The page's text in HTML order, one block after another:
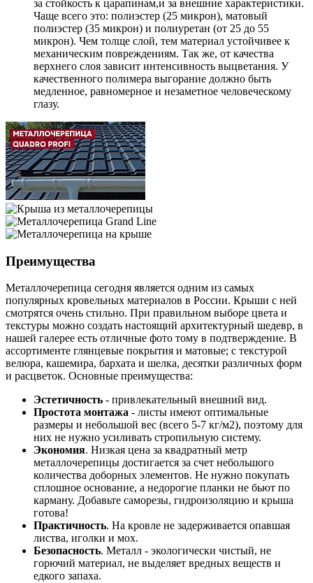
за стойкость к царапинам,и за внешние характеристики.
Чаще всего это: полиэстер (25 микрон), матовый
полиэстер (35 микрон) и полиуретан (от 25 до 55
микрон). Чем толще слой, тем материал устойчивее к
механическим повреждениям. Так же, от качества
верхнего слоя зависит интенсивность выцветания. У
качественного полимера выгорание должно быть
медленное, равномерное и незаметное человеческому
глазу.
Преимущества
Металлочерепица сегодня является одним из самых
популярных кровельных материалов в России. Крыши с ней
смотрятся очень стильно. При правильном выборе цвета и
текстуры можно создать настоящий архитектурный шедевр, в
нашей галерее есть отличные фото тому в подтверждение. В
ассортименте глянцевые покрытия и матовые; с текстурой
велюра, кашемира, бархата и шелка, десятки различных форм
и расцветок. Основные преимущества:
Эстетичность - привлекательный внешний вид.
Простота монтажа - листы имеют оптимальные
размеры и небольшой вес (всего 5-7 кг/м2), поэтому для
них не нужно усиливать стропильную систему.
Экономия. Низкая цена за квадратный метр
металлочерепицы достигается за счет небольшого
количества доборных элементов. Не нужно покупать
сплошное основание, а недорогие планки не бьют по
карману. Добавьте саморезы, гидроизоляцию и крыша
готова!
Практичность. На кровле не задерживается опавшая
листва, иголки и мох.
Безопасность. Металл - экологически чистый, не
горючий материал, не выделяет вредных веществ и
едкого запаха.